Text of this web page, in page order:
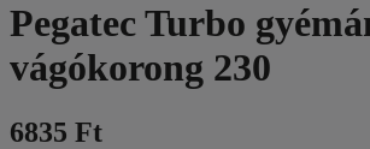
Pegatec Turbo
vágókorong 230
6835 Ft